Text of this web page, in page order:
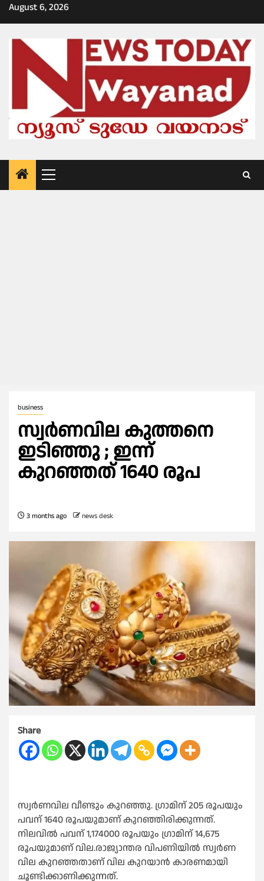
Skip
to
August 6, 2026
Primary
Menu
business
സ്വര്‍ണവില കുത്തനെ
ഇടിഞ്ഞു ; ഇന്ന്
കുറഞ്ഞത് 1640 രൂപ
3 months ago news desk
Share
സ്വർണവില വീണ്ടും കുറഞ്ഞു. ഗ്രാമിന് 205 രൂപയും
പവന് 1640 രൂപയുമാണ് കുറഞ്ഞിരിക്കുന്നത്.
നിലവില്‍ പവന് 1,174000 രൂപയും ഗ്രാമിന് 14,675
രൂപയുമാണ് വില.രാജ്യാന്തര വിപണിയില്‍ സ്വർണ
വില കുറഞ്ഞതാണ് വില കുറയാൻ കാരണമായി
ചൂണ്ടിക്കാണിക്കുന്നത്.